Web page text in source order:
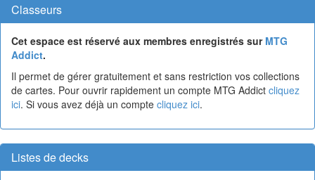
Classeurs
Cet espace est réservé aux membres enregistrés sur MTG
Addict.
Il permet de gérer gratuitement et sans restriction vos collections
de cartes. Pour ouvrir rapidement un compte MTG Addict cliquez
ici. Si vous avez déjà un compte cliquez ici.
Listes de decks